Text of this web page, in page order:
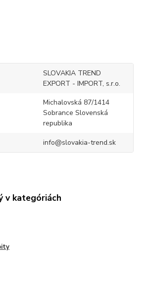
SLOVAKIA TREND
EXPORT - IMPORT, s.r.o.
Michalovská 87/1414
Sobrance Slovenská
republika
info@slovakia-trend.sk
v kategóriách